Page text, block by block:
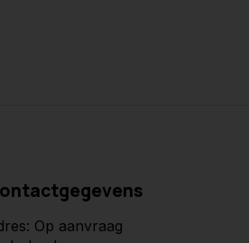
Op aanvraag